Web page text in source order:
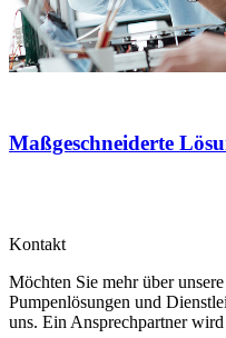
Maßgeschneiderte
Kontakt
Möchten Sie mehr über
Pumpenlösungen und
uns. Ein Ansprechpartner